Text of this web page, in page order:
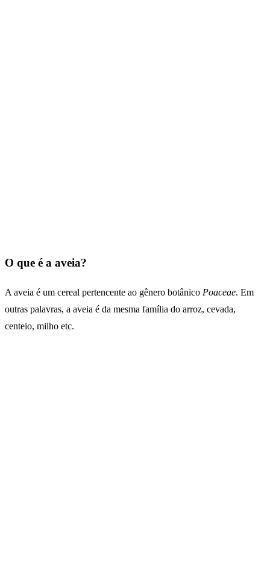
O que é a aveia?
A aveia é um cereal pertencente ao gênero botânico Poaceae. Em
outras palavras, a aveia é da mesma família do arroz, cevada,
centeio, milho etc.